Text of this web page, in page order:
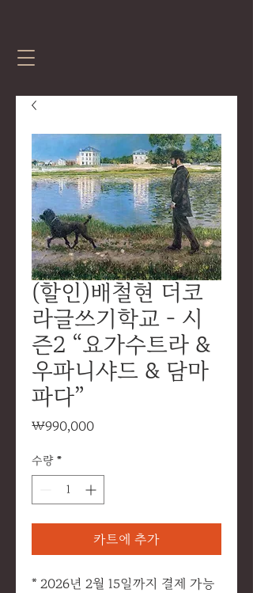
(할인)배철현 더코
라글쓰기학교 - 시
즌2 “요가수트라 &
우파니샤드 & 담마
파다”
₩990,000가
수량 *
카트에 추가
* 2026년 2월 15일까지 결제 가능